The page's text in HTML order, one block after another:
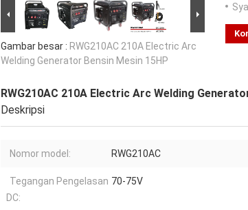
Gambar besar : RWG210AC 210A Electric Arc
Welding Generator Bensin Mesin 15HP
RWG210AC 210A Electric Arc Welding
Deskripsi
Nomor model: RWG210AC
Tegangan Pengelasan
DC:
70-75V